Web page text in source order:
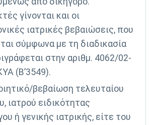
γίνονται και οι
ιατρικές βεβαιώσεις, που
σύμφωνα με τη διαδικασία
στην αριθμ. 4062/02-
(Β’3549).
βεβαίωση τελευταίου
ιατρού ειδικότητας
ή γενικής ιατρικής, είτε του